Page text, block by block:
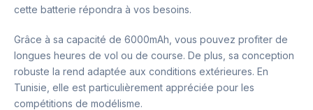
cette batterie répondra à vos besoins.
Grâce à sa capacité de 6000mAh, vous pouvez profiter de
longues heures de vol ou de course. De plus, sa conception
robuste la rend adaptée aux conditions extérieures. En
Tunisie, elle est particulièrement appréciée pour les
compétitions de modélisme.